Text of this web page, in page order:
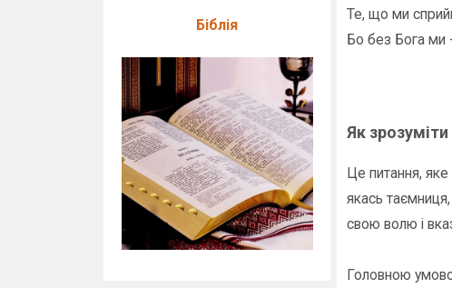
Біблія
Те, що ми
Бо без Бога ми
Як
Це питання,
якась
свою волю і
Головною